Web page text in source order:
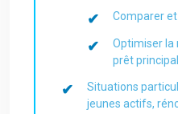
Comparer
Optimiser la
prêt principal
Situations
jeunes actifs,